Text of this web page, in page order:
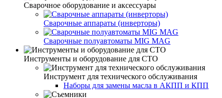
Сварочное оборудование и аксессуары
Сварочные аппараты (инверторы)
Сварочные полуавтоматы MIG MAG
Инструменты и оборудование для СТО
Инструмент для технического обслуживания
Наборы для замены масла в АКПП и КПП